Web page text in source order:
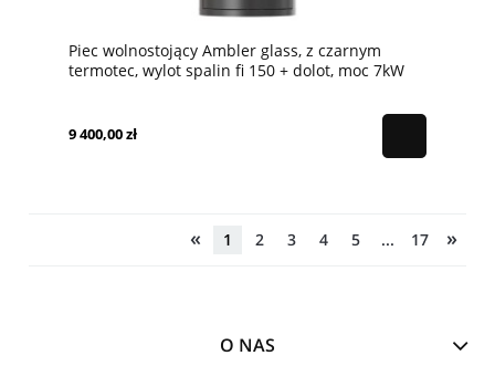
Piec wolnostojący Ambler glass, z czarnym
termotec, wylot spalin fi 150 + dolot, moc 7kW
9 400,00 zł
« 1 2 3 4 5 ... 17 »
O NAS